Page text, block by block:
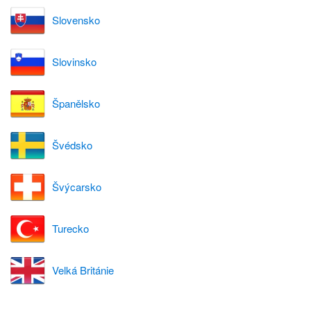
Slovensko
Slovinsko
Španělsko
Švédsko
Švýcarsko
Turecko
Velká Británie